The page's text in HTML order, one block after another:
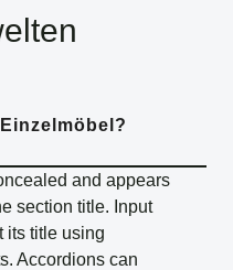
and appears
section title. Input
its title using
Accordions can